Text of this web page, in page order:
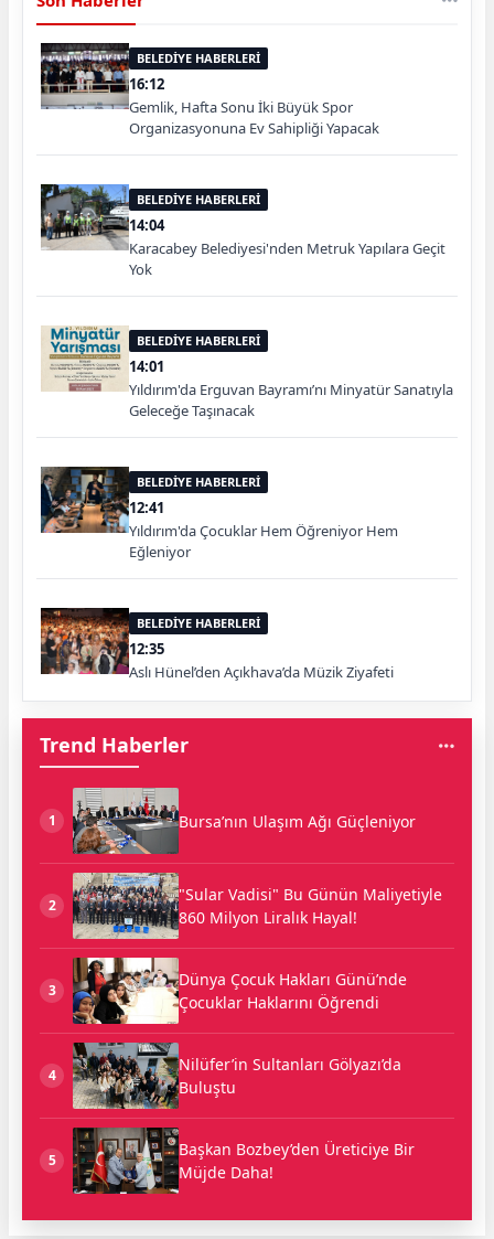
BELEDİYE HABERLERİ
16:12
Gemlik, Hafta Sonu İki Büyük Spor
Organizasyonuna Ev Sahipliği Yapacak
BELEDİYE HABERLERİ
14:04
Karacabey Belediyesi'nden Metruk Yapılara Geçit
Yok
BELEDİYE HABERLERİ
14:01
Yıldırım'da Erguvan Bayramı’nı Minyatür Sanatıyla
Geleceğe Taşınacak
BELEDİYE HABERLERİ
12:41
Yıldırım'da Çocuklar Hem Öğreniyor Hem
Eğleniyor
BELEDİYE HABERLERİ
12:35
Aslı Hünel’den Açıkhava’da Müzik Ziyafeti
Trend Haberler
1 Bursa’nın Ulaşım Ağı Güçleniyor
2
"Sular Vadisi" Bu Günün Maliyetiyle
860 Milyon Liralık Hayal!
3
Dünya Çocuk Hakları Günü’nde
Çocuklar Haklarını Öğrendi
4
Nilüfer’in Sultanları Gölyazı’da
Buluştu
5
Başkan Bozbey’den Üreticiye Bir
Müjde Daha!